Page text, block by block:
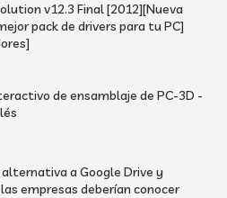
v12.3 Final [2012][Nueva
pack de drivers para tu PC]
de ensamblaje de PC-3D -
a Google Drive y
empresas deberían conocer